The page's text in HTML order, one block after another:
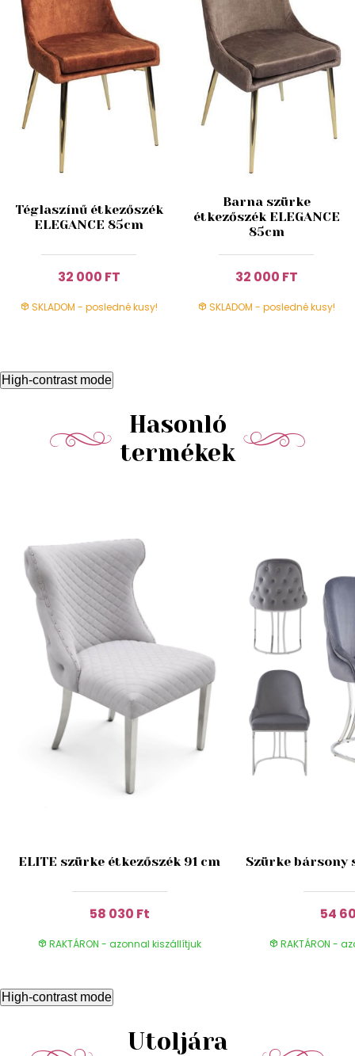
Téglaszínű étkezőszék
ELEGANCE 85cm
32 000 FT
SKLADOM - posledné kusy!
Barna szürke
étkezőszék ELEGANCE
85cm
32 000 FT
SKLADOM - posledné kusy!
High-contrast mode
Hasonló
termékek
ELITE szürke étkezőszék 91 cm
58 030 Ft
RAKTÁRON - azonnal kiszállítjuk
Szürke bársony
54
RAKTÁRON -
High-contrast mode
Utoljára